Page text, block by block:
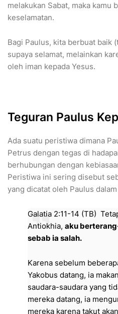
melakukan Sabat, maka kamu
keselamatan.
Bagi Paulus, kita berbuat baik
supaya selamat, melainkan
oleh iman kepada Yesus.
Teguran Paulus
Ada suatu peristiwa dimana
Petrus dengan tegas di
berhubungan dengan
Peristiwa ini sering disebut
yang dicatat oleh Paulus dalam
Galatia 2:11-14 (TB)
Antiokhia, aku
sebab ia salah.
Karena sebelum
Yakobus datang, ia
saudara-saudara yang
mereka datang, ia
mereka karena takut